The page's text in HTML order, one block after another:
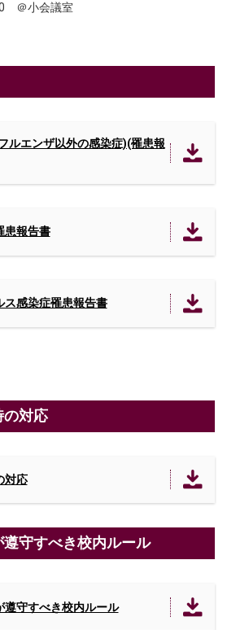
＠小会議室
ルエンザ以外の感染症)(罹患報
患報告書
ス感染症罹患報告書
の対応
対応
守すべき校内ルール
遵守すべき校内ルール